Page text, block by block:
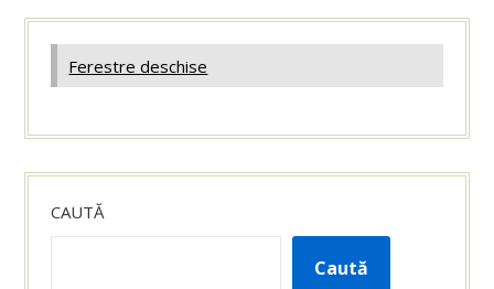
Ferestre deschise
CAUTĂ
Caută